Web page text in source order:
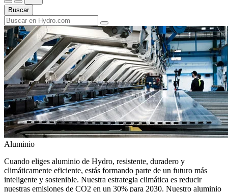
Buscar
Aluminio
Cuando eliges aluminio de Hydro, resistente, duradero y
climáticamente eficiente, estás formando parte de un futuro más
inteligente y sostenible. Nuestra estrategia climática es reducir
nuestras emisiones de CO2 en un 30% para 2030. Nuestro aluminio